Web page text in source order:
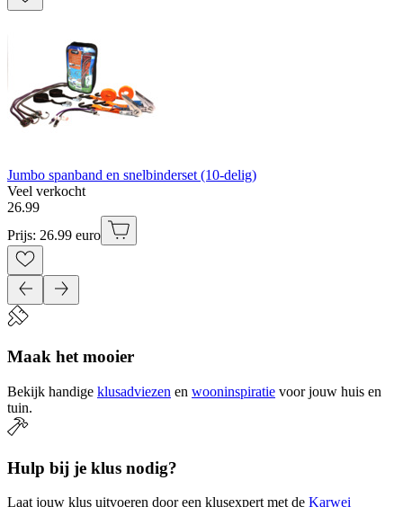
Jumbo spanband en snelbinderset (10-delig)
Veel verkocht
26.99
Prijs: 26.99 euro
Maak het mooier
Bekijk handige klusadviezen en wooninspiratie voor jouw huis en
tuin.
Hulp bij je klus nodig?
Laat jouw klus uitvoeren door een klusexpert met de Karwei